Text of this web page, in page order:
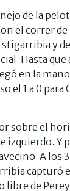
de la
el correr
y
Hasta
en la
el 1 a 0
sobre el
izquierdo. Y
A los
capturó el
libre de